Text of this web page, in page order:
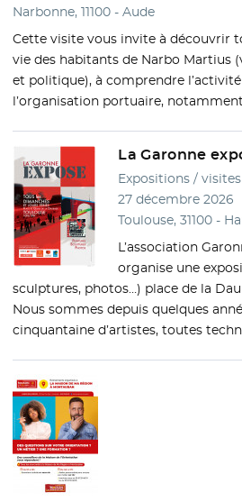
Narbonne, 11100 - Aude
Cette visite vous invite à découvrir
vie des habitants de Narbo Martius
et politique), à comprendre
l’organisation portuaire,
La Garonne
Expositions /
27 décembre 2026
Toulouse, 31100 -
L’association
organise une
sculptures, photos…) place de la
Nous sommes depuis quelques
cinquantaine d’artistes, toutes